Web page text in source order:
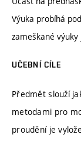
Výuka probíhá
zameškané
UČEBNÍ CÍLE
Předmět slouží
metodami pro
proudění je